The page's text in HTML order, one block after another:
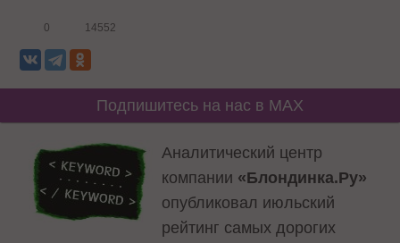
0 14552
Подпишитесь на нас в MAX
Аналитический центр
компании «Блондинка.Ру»
опубликовал июльский
рейтинг самых дорогих